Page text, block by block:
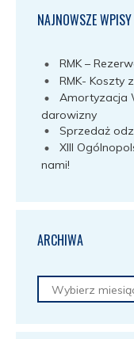
NAJNOWSZE WPISY
RMK –
RMK- Koszty
Amortyzacja
darowizny
Sprzedaż
XIII
nami!
ARCHIWA
Archiwa